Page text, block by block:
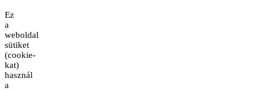
Ez
a
weboldal
sütiket
(cookie-
kat)
használ
a